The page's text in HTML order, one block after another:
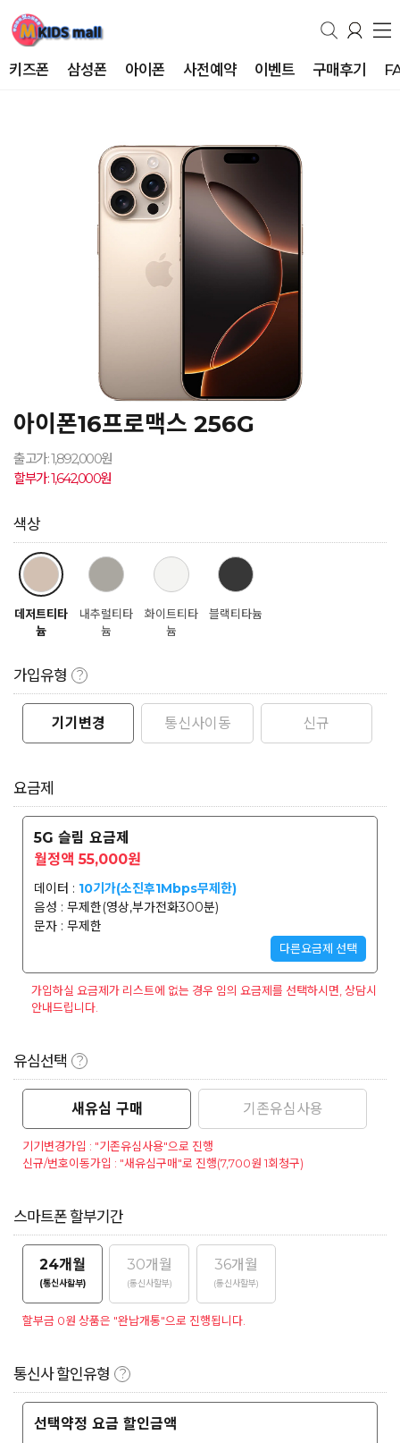
키즈폰 삼성폰 아이폰 사전예약 이벤트 구매후기
아이폰16프로맥스 256G
출고가: 1,892,000원
할부가: 1,642,000원
색상
데저트티타
늄
내추럴티타
늄
화이트티타
늄
블랙티타늄
가입유형 ?
기기변경 통신사이동 신규
요금제
5G 슬림 요금제
월정액 55,000원
데이터 : 10기가(소진후1Mbps무제한)
음성 : 무제한(영상,부가전화300분)
문자 : 무제한
다른요금제 선택
가입하실 요금제가 리스트에 없는 경우 임의 요금제를 선택하시면, 상담시
안내드립니다.
유심선택 ?
새유심 구매 기존유심사용
기기변경가입 : "기존유심사용"으로 진행
신규/번호이동가입 : "새유심구매"로 진행(7,700원 1회청구)
스마트폰 할부기간
24개월
(통신사할부)
30개월
(통신사할부)
36개월
(통신사할부)
할부금 0원 상품은 "완납개통"으로 진행됩니다.
통신사 할인유형 ?
선택약정 요금 할인금액